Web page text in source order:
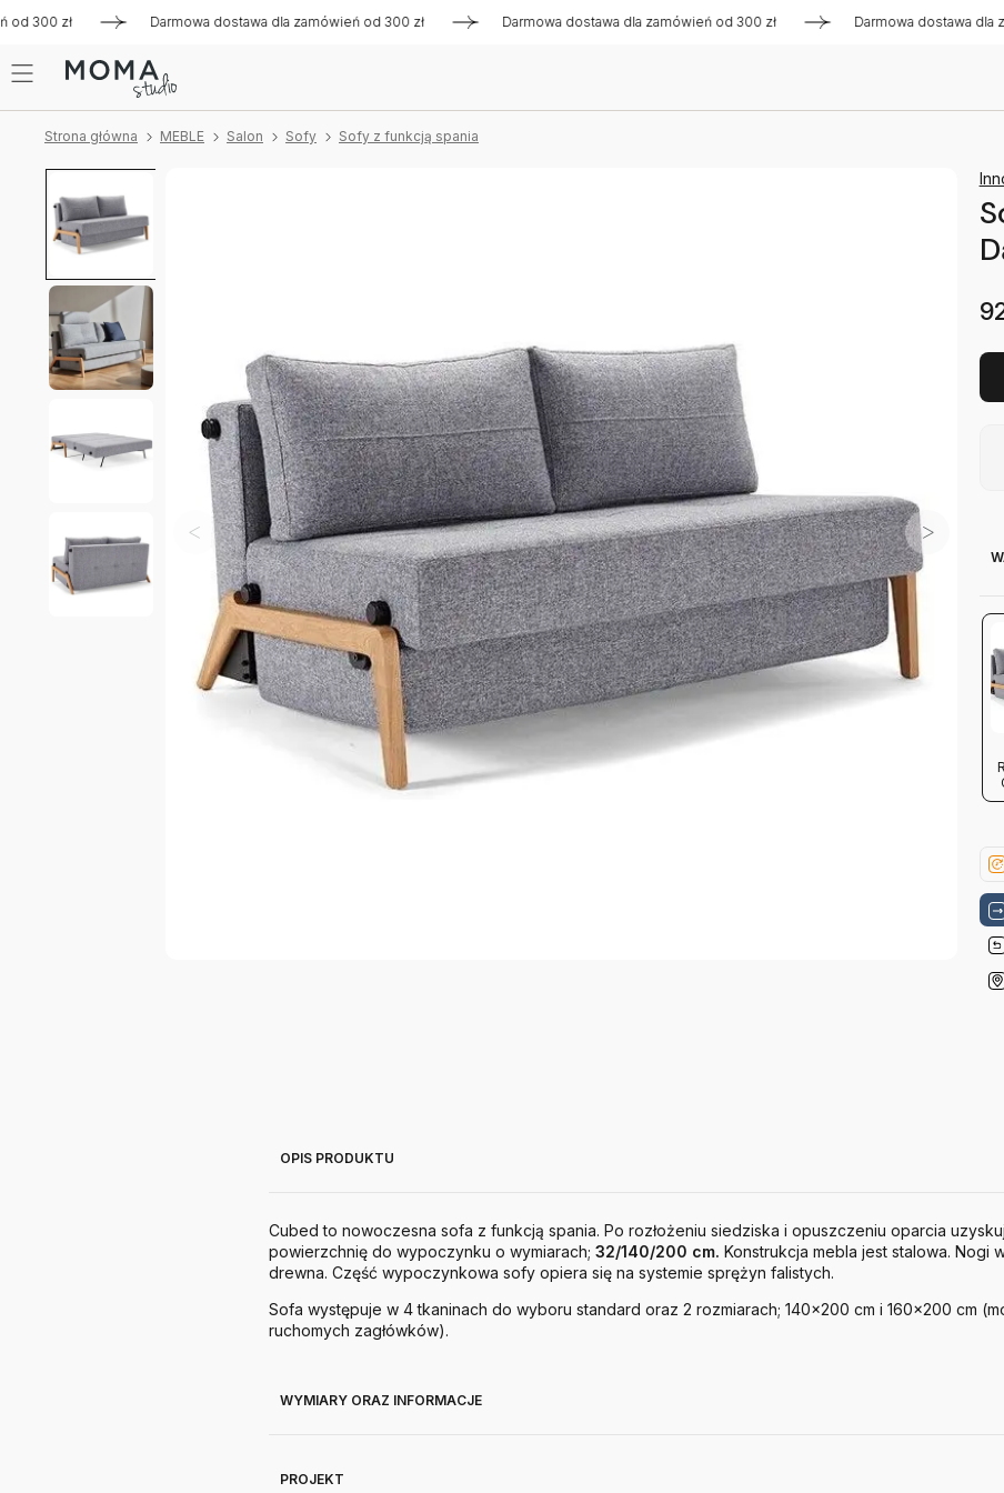
zł Darmowa dostawa dla zamówień od 300 zł Darmowa dostawa dla zamówień od 300 zł Darmowa dostawa dla
Strona główna MEBLE Salon Sofy Sofy z funkcją spania
OPIS PRODUKTU
Cubed to nowoczesna sofa z funkcją spania. Po rozłożeniu siedziska i opuszczeniu oparcia
powierzchnię do wypoczynku o wymiarach; 32/140/200 cm. Konstrukcja mebla jest stalowa. Nogi
drewna. Część wypoczynkowa sofy opiera się na systemie sprężyn falistych.
Sofa występuje w 4 tkaninach do wyboru standard oraz 2 rozmiarach; 140x200 cm i 160x200 cm
ruchomych zagłówków).
WYMIARY ORAZ INFORMACJE
PROJEKT